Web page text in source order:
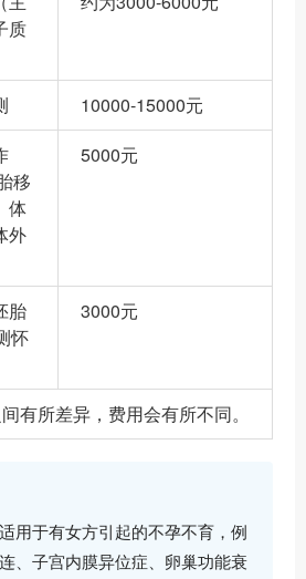
质
10000-15000元
移
体
外
5000元
胎
怀
3000元
有所差异，费用会有所不同。
用于有女方引起的不孕不育，例
、子宫内膜异位症、卵巢功能衰